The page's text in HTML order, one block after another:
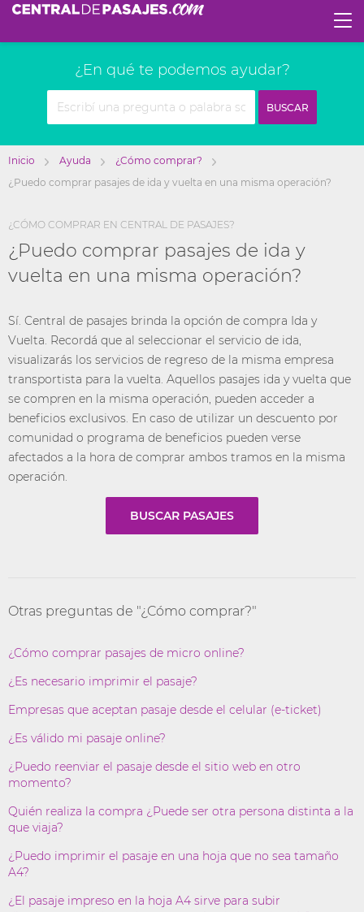
¿En qué te podemos ayudar?
BUSCAR
Inicio Ayuda
¿Cómo comprar?
¿Puedo comprar pasajes de ida y vuelta en una misma operación?
¿CÓMO COMPRAR EN CENTRAL DE PASAJES?
¿Puedo comprar pasajes de ida y
vuelta en una misma operación?
Sí. Central de pasajes brinda la opción de compra Ida y
Vuelta. Recordá que al seleccionar el servicio de ida,
visualizarás los servicios de regreso de la misma empresa
transportista para la vuelta. Aquellos pasajes ida y vuelta que
se compren en la misma operación, pueden acceder a
beneficios exclusivos. En caso de utilizar un descuento por
comunidad o programa de beneficios pueden verse
afectados a la hora de comprar ambos tramos en la misma
operación.
BUSCAR PASAJES
Otras preguntas de "¿Cómo comprar?"
¿Cómo comprar pasajes de micro online?
¿Es necesario imprimir el pasaje?
Empresas que aceptan pasaje desde el celular (e-ticket)
¿Es válido mi pasaje online?
¿Puedo reenviar el pasaje desde el sitio web en otro
momento?
Quién realiza la compra ¿Puede ser otra persona distinta a la
que viaja?
¿Puedo imprimir el pasaje en una hoja que no sea tamaño
A4?
¿El pasaje impreso en la hoja A4 sirve para subir